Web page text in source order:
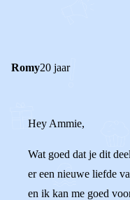
Romy20 jaar
Hey Ammie,
Wat goed dat je dit
er een nieuwe liefde
en ik kan me goed